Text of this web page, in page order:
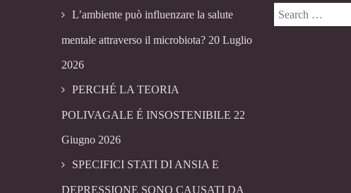
L’ambiente può influenzare la salute
mentale attraverso il microbiota? 20 Luglio
2026
PERCHÉ LA TEORIA
POLIVAGALE É INSOSTENIBILE 22
Giugno 2026
SPECIFICI STATI DI ANSIA E
DEPRESSIONE SONO CAUSATI DA